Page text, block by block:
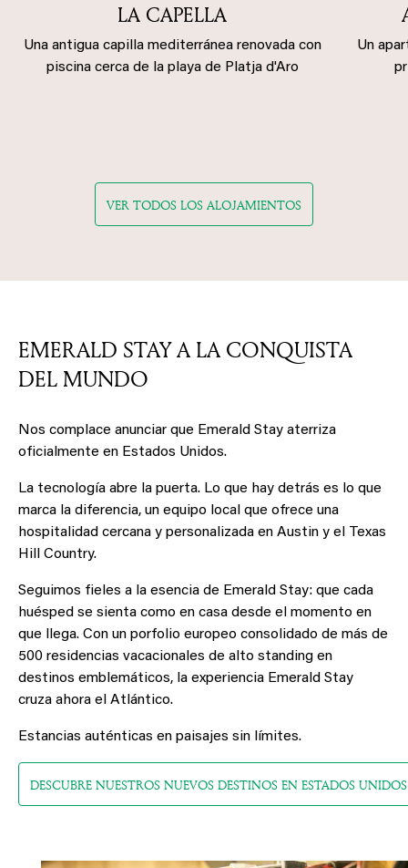
LA CAPELLA
Una antigua capilla mediterránea renovada con
piscina cerca de la playa de Platja d'Aro
Un
VER TODOS LOS ALOJAMIENTOS
EMERALD STAY A LA CONQUISTA
DEL MUNDO
Nos complace anunciar que Emerald Stay aterriza
oficialmente en Estados Unidos.
La tecnología abre la puerta. Lo que hay detrás es lo que
marca la diferencia, un equipo local que ofrece una
hospitalidad cercana y personalizada en Austin y el Texas
Hill Country.
Seguimos fieles a la esencia de Emerald Stay: que cada
huésped se sienta como en casa desde el momento en
que llega. Con un porfolio europeo consolidado de más de
500 residencias vacacionales de alto standing en
destinos emblemáticos, la experiencia Emerald Stay
cruza ahora el Atlántico.
Estancias auténticas en paisajes sin límites.
DESCUBRE NUESTROS NUEVOS DESTINOS EN ESTADOS UNIDOS